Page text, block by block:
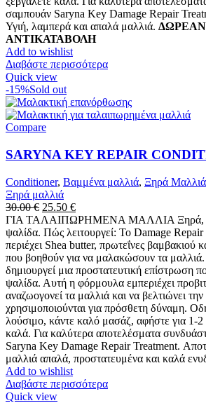
σαμπουάν Saryna Key Damage Repair
Υγιή, λαμπερά και απαλά μαλλιά.
ΑΝΤΙΚΑΤΑΒΟΛΗ
Add to wishlist
Διαβάστε περισσότερα
Quick view
-15%Sold out
Compare
SARYNA KEY REPAIR
Conditioner, Βαμμένα μαλλιά, Ξηρά Μαλλιά
Ξηρά μαλλιά
30.00€ Original
price
was:
30.00 €.
25.50 €Η
τρέχουσα
τιμή
είναι:
25.50 €.
ΓΙΑ ΤΑΛΑΙΠΩΡΗΜΕΝΑ ΜΑΛΛΙΑ Ξηρά,
ψαλίδα. Πώς λειτουργεί: Το Damage
περιέχει Shea butter, πρωτεΐνες βαμβακιού
που βοηθούν για να μαλακώσουν τα
δημιουργεί μια προστατευτική επίστρωση
ψαλίδα. Αυτή η φόρμουλα εμπεριέχει
αναζωογονεί τα μαλλιά και να βελτιώνει
χρησιμοποιούνται για πρόσθετη δύναμη.
λούσιμο, κάντε καλό μασάζ, αφήστε για 1-2
καλά. Για καλύτερα αποτελέσματα
Saryna Key Damage Repair Treatment.
μαλλιά απαλά, προστατευμένα και καλά
Add to wishlist
Διαβάστε περισσότερα
Quick view